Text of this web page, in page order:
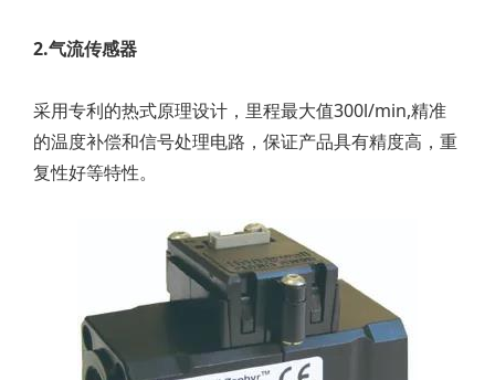
2.气流传感器
采用专利的热式原理设计，里程最大值300l/min,精准
的温度补偿和信号处理电路，保证产品具有精度高，重
复性好等特性。